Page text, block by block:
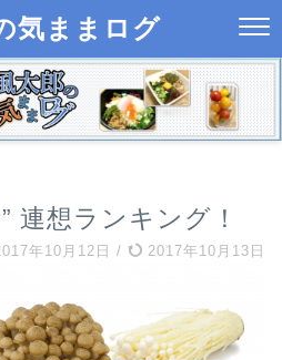
気ままログ
連想ランキング！
年10月12日 / 2017年10月13日